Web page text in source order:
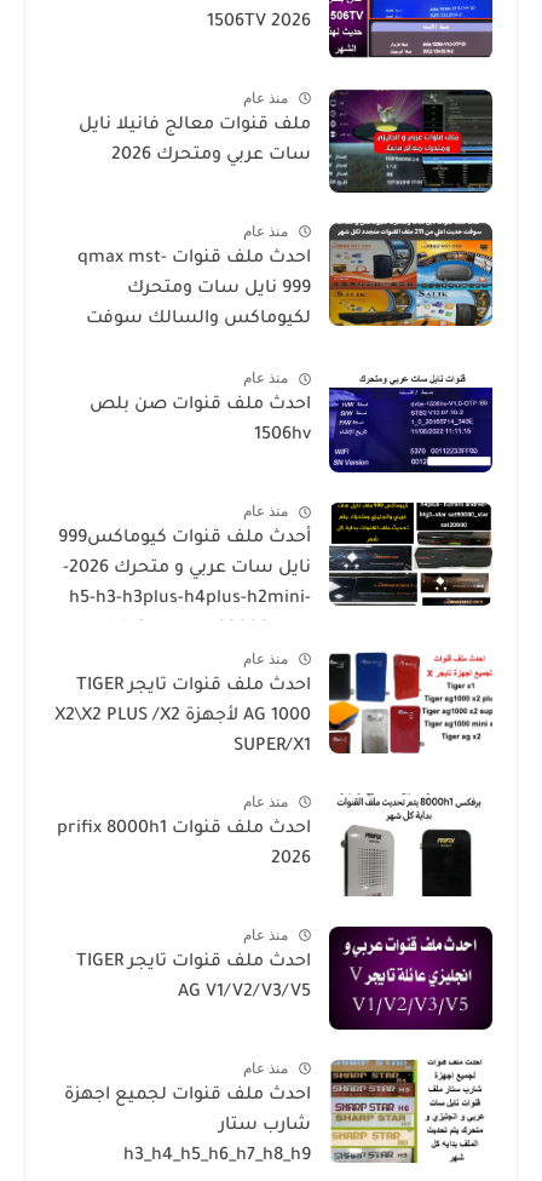
1506TV 2026
منذ عام
ملف قنوات معالج فانيلا نايل
سات عربي ومتحرك 2026
منذ عام
احدث ملف قنوات qmax mst-
999 نايل سات ومتحرك
لكيوماكس والسالك سوفت
Mini 2 USB-SALIK H3 Mini-Salik
H2 Plus
منذ عام
احدث ملف قنوات صن بلص
1506hv
منذ عام
أحدث ملف قنوات كيوماكس999
نايل سات عربي و متحرك 2026-
h5-h3-h3plus-h4plus-h2mini-
sat20000
منذ عام
احدث ملف قنوات تايجر TIGER
AG 1000 لأجهزة X2\X2 PLUS /X2
SUPER/X1
منذ عام
احدث ملف قنوات prifix 8000h1
2026
منذ عام
احدث ملف قنوات تايجر TIGER
AG V1/V2/V3/V5
منذ عام
احدث ملف قنوات لجميع اجهزة
شارب ستار
h3_h4_h5_h6_h7_h8_h9